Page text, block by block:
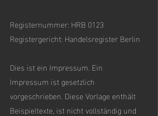
Registernummer: HRB 0123
Registergericht: Handelsregister Berlin
Dies ist ein Impressum. Ein
Impressum ist gesetzlich
vorgeschrieben. Diese Vorlage enthält
Beispieltexte, ist nicht vollständig und